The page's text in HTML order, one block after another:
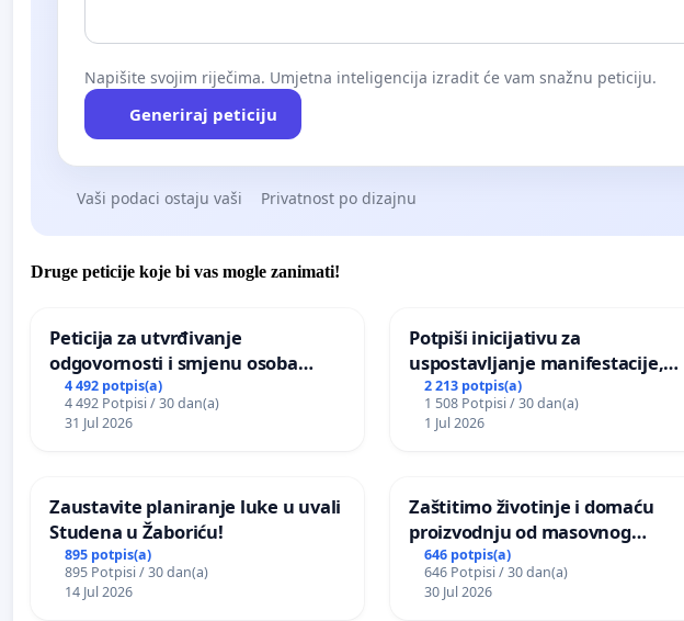
Napišite svojim riječima. Umjetna inteligencija izradit će vam snažnu peticiju.
Generiraj peticiju
Vaši podaci ostaju vaši Privatnost po dizajnu
Druge peticije koje bi vas mogle zanimati!
Peticija za utvrđivanje
odgovornosti i smjenu osoba
odgovornih za incident u
Zoološkom vrtu Grada Zagreba
4 492 potpis(a)
4 492 Potpisi / 30 dan(a)
31 Jul 2026
Potpiši inicijativu za
uspostavljanje manifestacije,
godišnje nagrade ili drugog
javnog događaja „Edin Avdić“ u
Sarajevu
2 213 potpis(a)
1 508 Potpisi / 30 dan(a)
1 Jul 2026
Zaustavite planiranje luke u uvali
Studena u Žaboriću!
895 potpis(a)
895 Potpisi / 30 dan(a)
14 Jul 2026
Zaštitimo životinje i domaću
proizvodnju od masovnog
uništavanja zbog afričke svinjske
kuge
646 potpis(a)
646 Potpisi / 30 dan(a)
30 Jul 2026